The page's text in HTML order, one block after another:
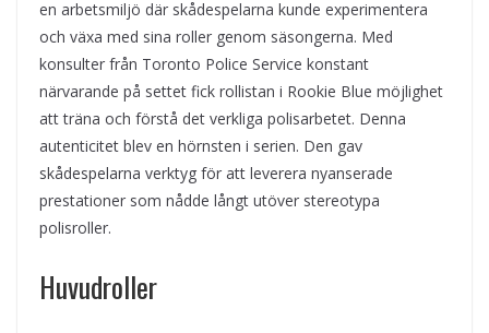
en arbetsmiljö där skådespelarna kunde experimentera
och växa med sina roller genom säsongerna. Med
konsulter från Toronto Police Service konstant
närvarande på settet fick rollistan i Rookie Blue möjlighet
att träna och förstå det verkliga polisarbetet. Denna
autenticitet blev en hörnsten i serien. Den gav
skådespelarna verktyg för att leverera nyanserade
prestationer som nådde långt utöver stereotypa
polisroller.
Huvudroller